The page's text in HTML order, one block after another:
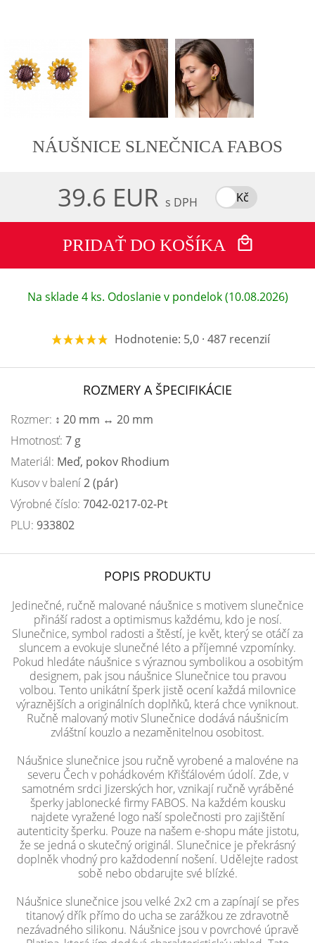
NÁUŠNICE SLNEČNICA FABOS
39.6 EUR s DPH Kč
PRIDAŤ DO KOŠÍKA
Na sklade 4 ks. Odoslanie v pondelok (10.08.2026)
Hodnotenie: 5,0 · 487 recenzií
ROZMERY A ŠPECIFIKÁCIE
Rozmer: ↕ 20 mm ↔ 20 mm
Hmotnosť: 7 g
Materiál: Meď, pokov Rhodium
Kusov v balení2 (pár)
Výrobné číslo: 7042-0217-02-Pt
PLU: 933802
POPIS PRODUKTU
Jedinečné, ručně malované náušnice s motivem slunečnice
přináší radost a optimismus každému, kdo je nosí.
Slunečnice, symbol radosti a štěstí, je květ, který se otáčí za
sluncem a evokuje slunečné léto a příjemné vzpomínky.
Pokud hledáte náušnice s výraznou symbolikou a osobitým
designem, pak jsou náušnice Slunečnice tou pravou
volbou. Tento unikátní šperk jistě ocení každá milovnice
výraznějších a originálních doplňků, která chce vyniknout.
Ručně malovaný motiv Slunečnice dodává náušnicím
zvláštní kouzlo a nezaměnitelnou osobitost.
Náušnice slunečnice jsou ručně vyrobené a malovéne na
severu Čech v pohádkovém Křišťálovém údolí. Zde, v
samotném srdci Jizerských hor, vznikají ručně vyráběné
šperky jablonecké firmy FABOS. Na každém kousku
najdete vyražené logo naší společnosti pro zajištění
autenticity šperku. Pouze na našem e-shopu máte jistotu,
že se jedná o skutečný originál. Slunečnice je překrásný
doplněk vhodný pro každodenní nošení. Udělejte radost
sobě nebo obdarujte své blízké.
Náušnice slunečnice jsou velké 2x2 cm a zapínají se přes
titanový dřík přímo do ucha se zarážkou ze zdravotně
nezávadného silikonu. Náušnice jsou v povrchové úpravě